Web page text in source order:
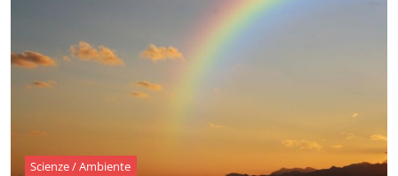
Scienze / Ambiente